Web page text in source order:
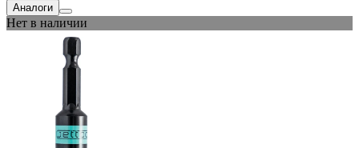
Аналоги
Нет в наличии